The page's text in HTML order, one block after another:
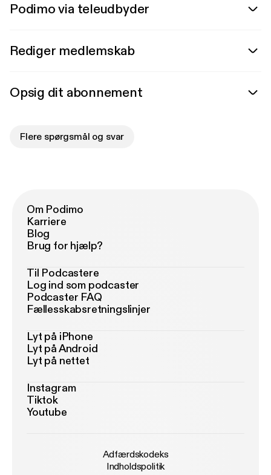
Podimo via teleudbyder
Rediger medlemskab
Opsig dit abonnement
Flere spørgsmål og svar
Om Podimo
Karriere
Blog
Brug for hjælp?
Til Podcastere
Log ind som podcaster
Podcaster FAQ
Fællesskabsretningslinjer
Lyt på iPhone
Lyt på Android
Lyt på nettet
Instagram
Tiktok
Youtube
Adfærdskodeks
Indholdspolitik